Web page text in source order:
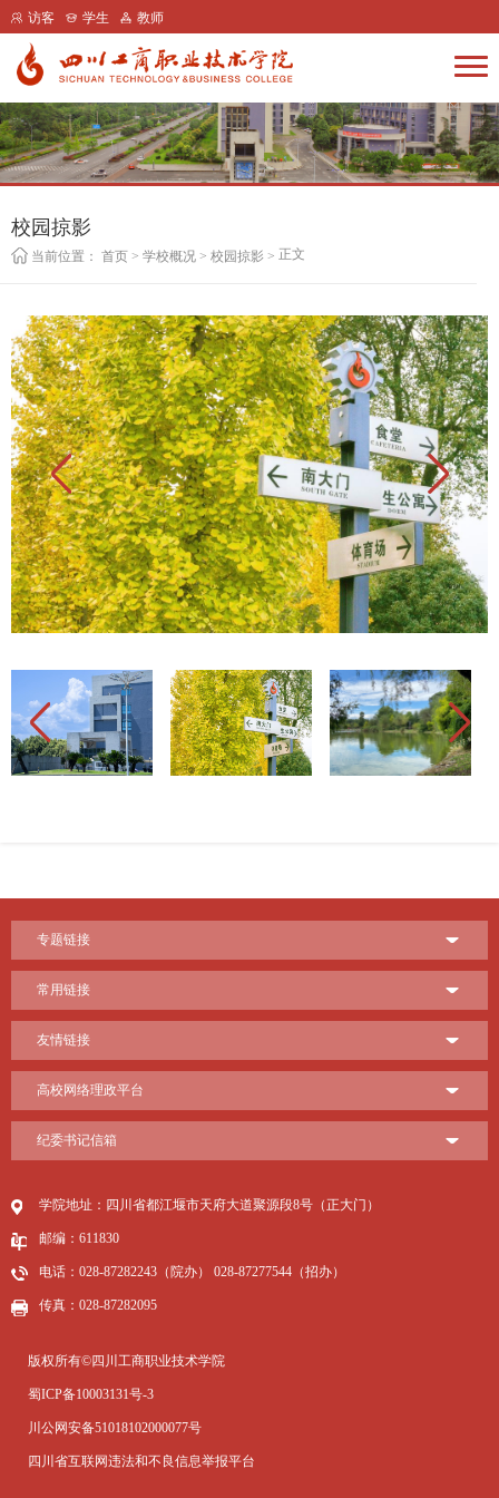
访客 学生 教师
校园掠影
当前位置： 首页 > 学校概况 > 校园掠影 > 正文
Previous Next
Previous Next
专题链接
常用链接
友情链接
高校网络理政平台
纪委书记信箱
学院地址：四川省都江堰市天府大道聚源段8号（正大门）
邮编：611830
电话：028-87282243（院办） 028-87277544（招办）
传真：028-87282095
版权所有©四川工商职业技术学院
蜀ICP备10003131号-3
川公网安备51018102000077号
四川省互联网违法和不良信息举报平台